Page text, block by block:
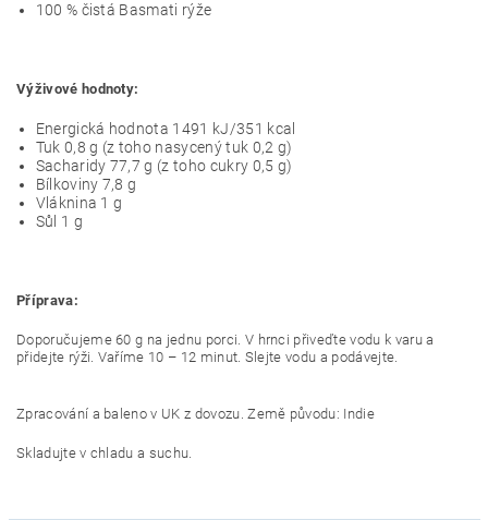
100 % čistá Basmati rýže
Výživové hodnoty:
Energická hodnota 1491 kJ/351 kcal
Tuk 0,8 g (z toho nasycený tuk 0,2 g)
Sacharidy 77,7 g (z toho cukry 0,5 g)
Bílkoviny 7,8 g
Vláknina 1 g
Sůl 1 g
Příprava:
Doporučujeme 60 g na jednu porci. V hrnci přiveďte vodu k varu a
přidejte rýži. Vaříme 10 – 12 minut. Slejte vodu a podávejte.
Zpracování a baleno v UK z dovozu. Země původu: Indie
Skladujte v chladu a suchu.